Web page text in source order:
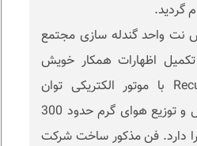
واحد گندله سازی مجتمع
اظهارات همکار خویش
گفت: Recuperation Fan با موتور الکتریکی توان
KW3400، وظیفه انتقال و توزیع هوای گرم حدود 300
را دارد. فن مذکور ساخت شرکت